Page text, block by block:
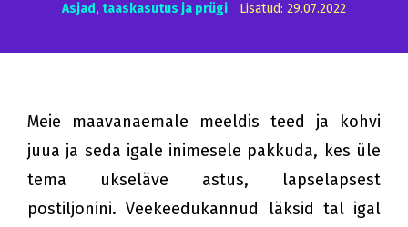
Asjad, taaskasutus ja prügi Lisatud: 29.07.2022
Meie maavanaemale meeldis teed ja kohvi
juua ja seda igale inimesele pakkuda, kes üle
tema ukseläve astus, lapselapsest
postiljonini. Veekeedukannud läksid tal igal